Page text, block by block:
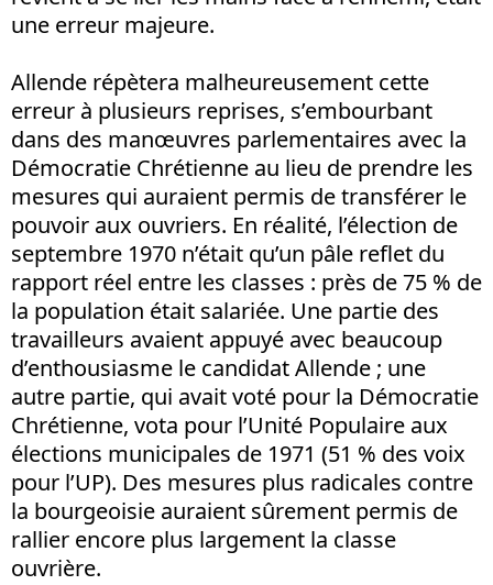
une erreur majeure.
Allende répètera malheureusement cette
erreur à plusieurs reprises, s’embourbant
dans des manœuvres parlementaires avec la
Démocratie Chrétienne au lieu de prendre les
mesures qui auraient permis de transférer le
pouvoir aux ouvriers. En réalité, l’élection de
septembre 1970 n’était qu’un pâle reflet du
rapport réel entre les classes : près de 75 % de
la population était salariée. Une partie des
travailleurs avaient appuyé avec beaucoup
d’enthousiasme le candidat Allende ; une
autre partie, qui avait voté pour la Démocratie
Chrétienne, vota pour l’Unité Populaire aux
élections municipales de 1971 (51 % des voix
pour l’UP). Des mesures plus radicales contre
la bourgeoisie auraient sûrement permis de
rallier encore plus largement la classe
ouvrière.